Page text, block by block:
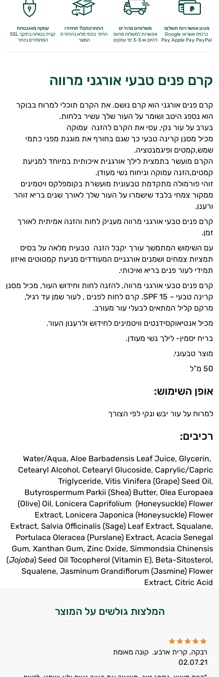
אנטי
אייג'ינג
טיפוח
הגוף
טיפוח
הפנים
מעבר
ליופי
טיפוח
מבפנים
סרומים
שמני
בסיס
שמנים
אתרים
קוסמטיקה
אורגנית
מותגים
היגיינת
הפה
היגיינה
הציפורניים
והשיער
מגוון אפשרויות תשלום
כרטיס אשראי, Google
Pay,Apple Pay, PayPal
משלוחים מהירים
אפשרות למשלוח מהיום
להיום או 3-5 ימי עסקים
התחרטתם? תחזירו
החזר כספי מלאבהחזרת
המוצר
עסקה מאובטחת
קנייה בטוחה בתקני SSL
המחמירים ביותר
קרם פנים טבעי אורגני מרווה
קרם פנים אורגני הוא קרם נושם. את הקרם תוכלי למרוח בבוקר
הוא נספג היטב ושומר על העור שלך עשיר בלחות.
בערב על עור נקי, עסי את הקרם להזנה עמוקה
מכיל מסנן קרינה טבעי כך שגם בחורף את מוגנת מפני כתמי
שמש,קמטים ופיגמנטציה.
הקרם מועשר בתמצית לילך אורגנית איכותית במיוחד למניעת
קמטים,הזנה עמוקה וניחוח נשי מעודן.
זוהי פורמולה מתקדמת טבעונית מועשרת בקומפלקס ויטמינים
ממקור צמחי בלבד שישמרו על העור שלך לאורך שנים בריא זוהר
ורענן.
קרם פנים טבעי אורגני מרווה מעניק לחות והזנה אמיתית לאורך
זמן.
עם השימוש המתמשך עורך יקבל הזנה טבעית מלאה על בסיס
תמציות צמחים ושמנים אורגניים המעודדים מניעת קמטוטים ואיזון
תמידי לעור פנים בריא ואיכותי.
קרם פנים טבעי אורגני מרווה, להזנה לחות וחידוש העור, מכיל מסנן
קרינה טבעי – SPF 15. קרם לחות לפנים , לעור שמן עד רגיל,
מרקם קליל המתאים לבעלי עור מעורב.
מכיל אנטיאוקסידנטים וויטמינים לחידוש ולרענון העור.
בריח יסמין- לילך נשי מעודן.
מוצר טבעוני.
50 מ”ל
אופן השימוש:
למרוח על עור יבש ונקי לפי הצורך
רכיבים:
Water/Aqua, Aloe Barbadensis Leaf Juice, Glycerin,
Cetearyl Alcohol, Cetearyl Glucoside, Caprylic/Capric
Triglyceride, Vitis Vinifera (Grape) Seed Oil,
Butyrospermum Parkii (Shea) Butter, Olea Europaea
(Olive) Oil, Lonicera Caprifolium (Honeysuckle) Flower
Extract, Lonicera Japonica (Honeysuckle) Flower
Extract, Salvia Officinalis (Sage) Leaf Extract, Squalane,
Portulaca Oleracea (Purslane) Extract, Acacia Senegal
Gum, Xanthan Gum, Zinc Oxide, Simmondsia Chinensis
(Jojoba) Seed Oil Tocopherol (Vitamin E), Beta-Sitosterol,
Squalene, Jasminum Grandiflorum (Jasmine) Flower
Extract, Citric Acid
המלצות גולשים על המוצר
רבקה, קרית ארבע. קונה מאומת
02.07.21